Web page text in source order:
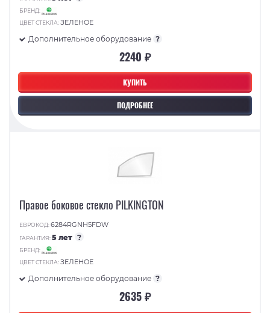
КУПИТЬ
ПОДРОБНЕЕ
БРЕНД:
ЦВЕТ СТЕКЛА:ЗЕЛЕНОЕ
Дополнительное оборудование ?
2240 ₽
Правое боковое стекло PILKINGTON
ЕВРОКОД:6284RGNH5FDW
ГАРАНТИЯ:5 лет ?
БРЕНД:
ЦВЕТ СТЕКЛА:ЗЕЛЕНОЕ
Дополнительное оборудование ?
2635 ₽